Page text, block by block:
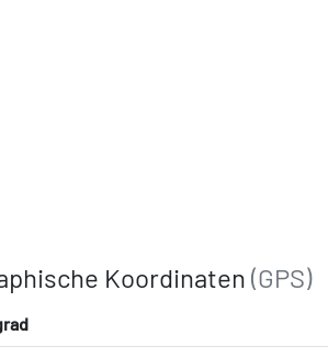
Koordinaten (GPS)